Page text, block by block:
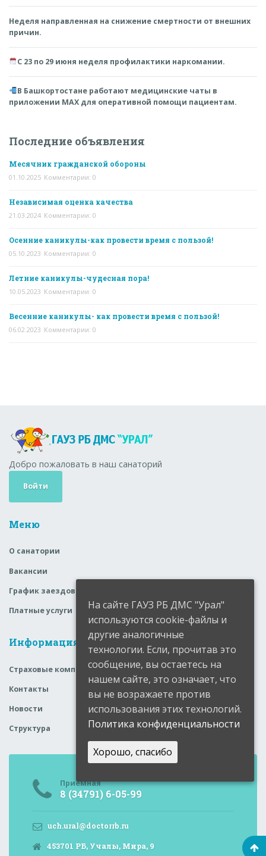
Неделя направленная на снижение смертности от внешних
причин.
С 23 по 29 июня неделя профилактики наркомании.
В Башкортостане работают медицинские чаты в
приложении MAX для оперативной помощи пациентам.
Последние объявления
Месячник гражданской обороны
01.10.2025 Комментарии: 0
Независимая оценка качества
21.03.2024 Комментарии: 0
Осенние каникулы-как провести время с пользой!
05.10.2023 Комментарии: 0
Летние каникулы-чудесная пора!
10.05.2023 Комментарии: 0
Весенние каникулы- как провести время с пользой!
06.02.2023 Комментарии: 0
Добро пожаловать в наш санаторий
Войти
Меню
О санатории
Вакансии
График заездов
Платные услуги
Информация
Страховые компании
Контакты
Новости
Структура
Приемная
8 (34791) 6-05-99
uch.ural@doctorrb.ru
453701 РБ, Учалы, Мира, 9
На сайте ГАУЗ РБ ДМС "Урал"
используются cookie-файлы и
другие аналогичные
технологии. Если, прочитав это
сообщение, вы остаетесь на
нашем сайте, это означает, что
вы не возражаете против
использования этих технологий.
Политика конфиденциальности
Хорошо, спасибо